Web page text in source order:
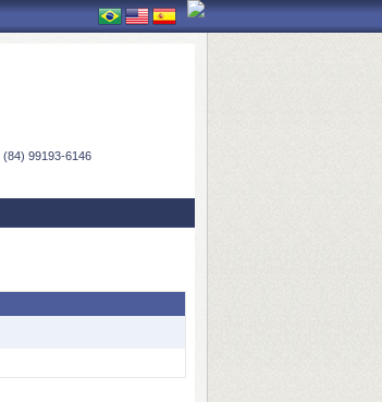
(84) 99193-6146